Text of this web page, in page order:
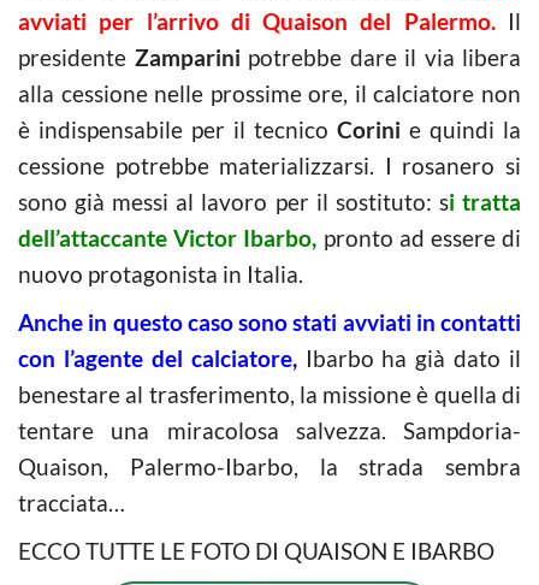
avviati per l’arrivo di Quaison del Palermo.Il
presidente Zamparini potrebbe dare il via libera
alla cessione nelle prossime ore, il calciatore non
è indispensabile per il tecnico Corini e quindi la
cessione potrebbe materializzarsi. I rosanero si
sono già messi al lavoro per il sostituto: si tratta
dell’attaccante Victor Ibarbo, pronto ad essere di
nuovo protagonista in Italia.
Anche in questo caso sono stati avviati in contatti
con l’agente del calciatore,Ibarbo ha già dato il
benestare al trasferimento, la missione è quella di
tentare una miracolosa salvezza. Sampdoria-
Quaison, Palermo-Ibarbo, la strada sembra
tracciata…
ECCO TUTTE LE FOTO DI QUAISON E IBARBO